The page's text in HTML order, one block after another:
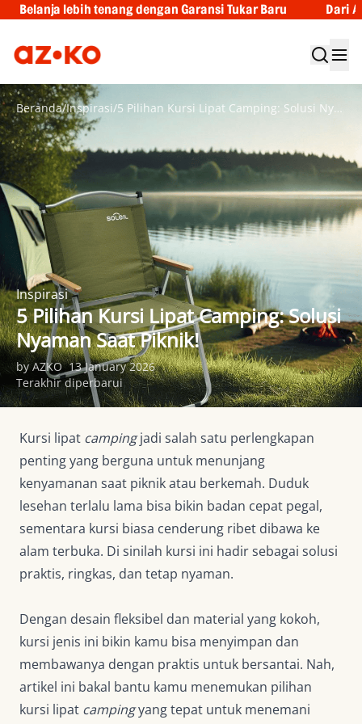
dengan Garansi Tukar Baru Dari A sampai Z,
Beranda/Inspirasi/ 5 Pilihan Kursi Lipat Camping: Solusi Nyaman Saat Piknik!
Inspirasi
5 Pilihan Kursi Lipat Camping: Solusi
Nyaman Saat Piknik!
by AZKO 13 January 2026
Terakhir diperbarui
Kursi lipat campingjadi salah satu perlengkapan
penting yang berguna untuk menunjang
kenyamanan saat piknik atau berkemah. Duduk
lesehan terlalu lama bisa bikin badan cepat pegal,
sementara kursi biasa cenderung ribet dibawa ke
alam terbuka. Di sinilah kursi ini hadir sebagai solusi
praktis, ringkas, dan tetap nyaman.
Dengan desain fleksibel dan material yang kokoh,
kursi jenis ini bikin kamu bisa menyimpan dan
membawanya dengan praktis untuk bersantai. Nah,
artikel ini bakal bantu kamu menemukan pilihan
kursi lipat campingyang tepat untuk menemani